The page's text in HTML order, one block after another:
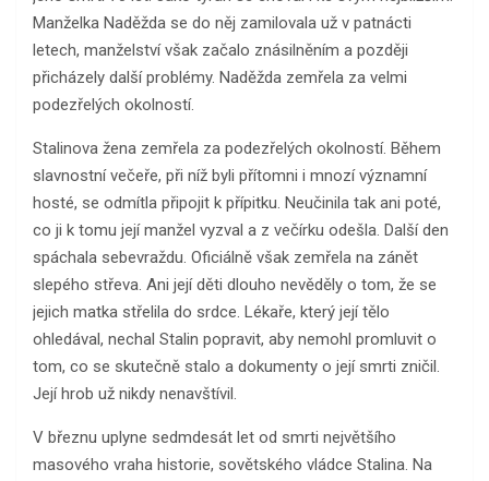
Manželka Naděžda se do něj zamilovala už v patnácti
letech, manželství však začalo znásilněním a později
přicházely další problémy. Naděžda zemřela za velmi
podezřelých okolností.
Stalinova žena zemřela za podezřelých okolností. Během
slavnostní večeře, při níž byli přítomni i mnozí významní
hosté, se odmítla připojit k přípitku. Neučinila tak ani poté,
co ji k tomu její manžel vyzval a z večírku odešla. Další den
spáchala sebevraždu. Oficiálně však zemřela na zánět
slepého střeva. Ani její děti dlouho nevěděly o tom, že se
jejich matka střelila do srdce. Lékaře, který její tělo
ohledával, nechal Stalin popravit, aby nemohl promluvit o
tom, co se skutečně stalo a dokumenty o její smrti zničil.
Její hrob už nikdy nenavštívil.
V březnu uplyne sedmdesát let od smrti největšího
masového vraha historie, sovětského vládce Stalina. Na